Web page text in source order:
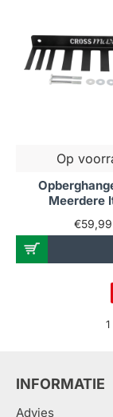
Op
Meerdere
€59,99
INFORMATIE
Advies